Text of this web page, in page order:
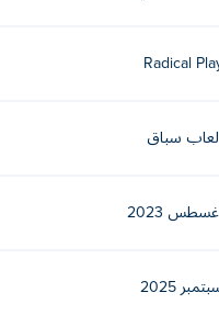
سيؤدي النقر عدة مرات
Radical
ألعاب سباق
أغسطس 2023
2025